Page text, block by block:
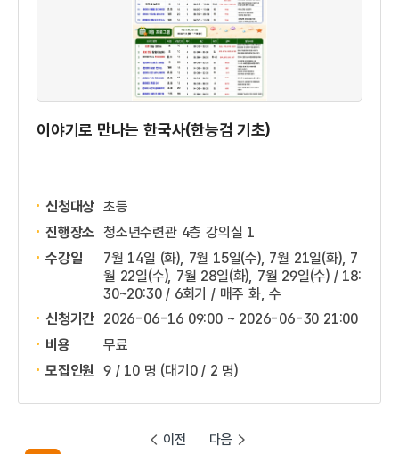
이야기로 만나는 한국사(한능검 기초)
신청대상 초등
진행장소 청소년수련관 4층 강의실 1
수강일
7월 14일 (화), 7월 15일(수), 7월 21일(화), 7
월 22일(수), 7월 28일(화), 7월 29일(수) / 18:
30~20:30 / 6회기 / 매주 화, 수
신청기간 2026-06-16 09:00 ~ 2026-06-30 21:00
비용
무료
모집인원
9 / 10 명 (대기0 / 2 명)
이전
다음